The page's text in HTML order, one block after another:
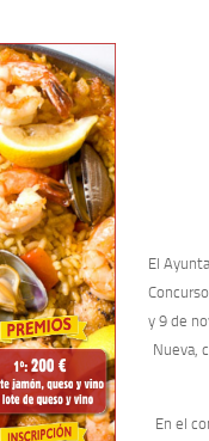
El
y 9 de
Nueva,
En el